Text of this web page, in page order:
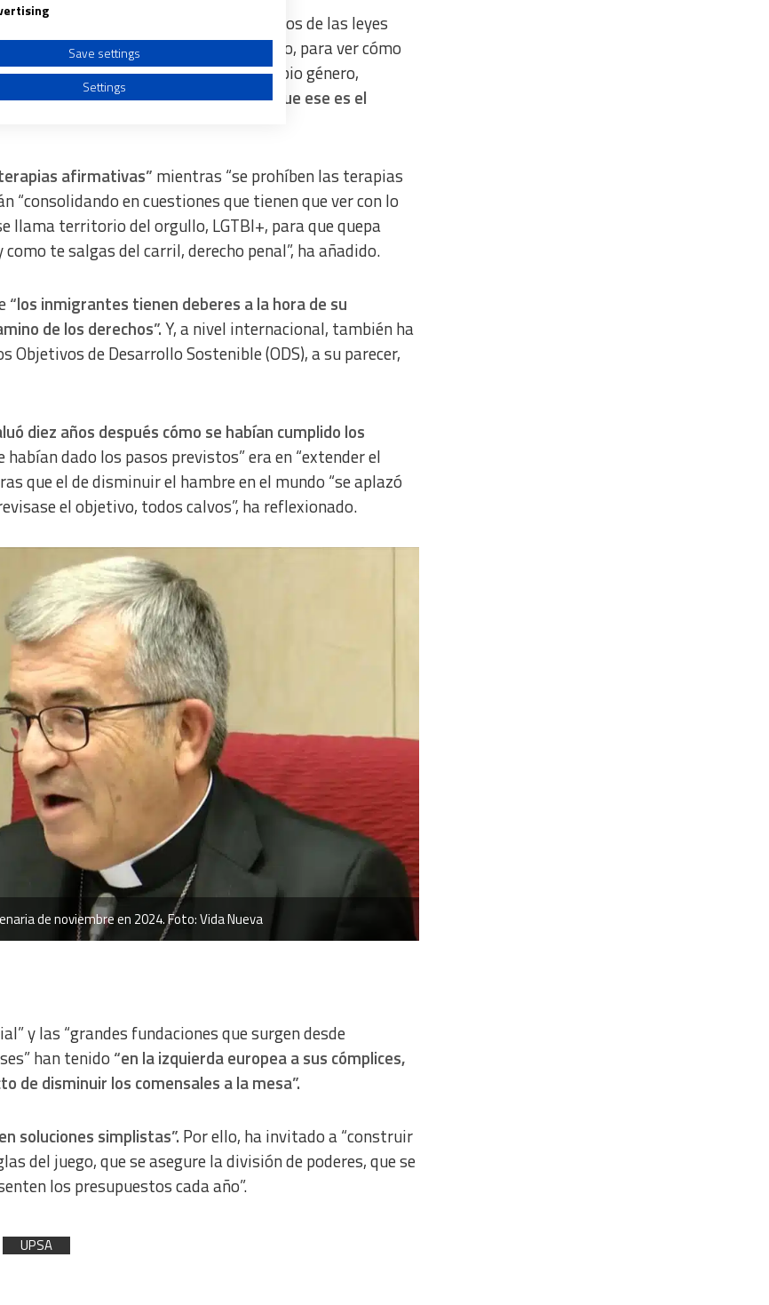
basta leer las exposiciones de motivos de las leyes
a las cuestiones de sexo y género, para ver cómo
de autonomía para decidir yo mi propio género,
orgullosa, qué bien lo del orgullo, porque ese es el
afirmativas” mientras “se prohíben las terapias
“consolidando en cuestiones que tienen que ver con lo
llama territorio del orgullo, LGTBI+, para que quepa
te salgas del carril, derecho penal”, ha añadido.
“los inmigrantes tienen deberes a la hora de su
de los derechos”.Y, a nivel internacional, también ha
de Desarrollo Sostenible (ODS), a su parecer,
diez años después cómo se habían cumplido los
habían dado los pasos previstos” era en “extender el
que el de disminuir el hambre en el mundo “se aplazó
el objetivo, todos calvos”, ha reflexionado.
de noviembre en 2024. Foto: Vida Nueva
y las “grandes fundaciones que surgen desde
han tenido “en la izquierda europea a sus cómplices,
de disminuir los comensales a la mesa”.
soluciones simplistas”. Por ello, ha invitado a “construir
del juego, que se asegure la división de poderes, que se
los presupuestos cada año”.
UPSA
different sources
Save settings
Settings